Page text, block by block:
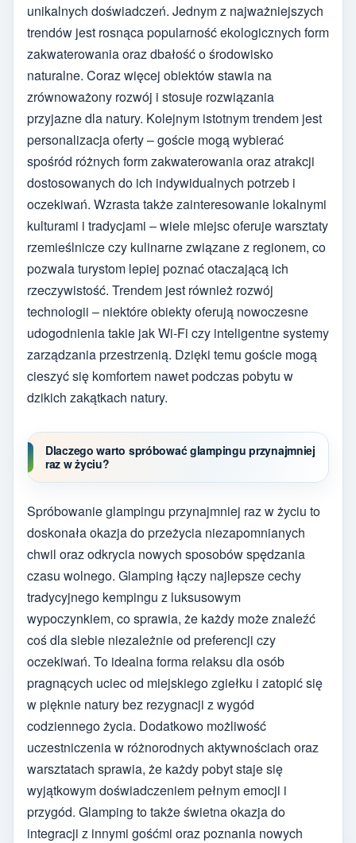
unikalnych doświadczeń. Jednym z najważniejszych
trendów jest rosnąca popularność ekologicznych form
zakwaterowania oraz dbałość o środowisko
naturalne. Coraz więcej obiektów stawia na
zrównoważony rozwój i stosuje rozwiązania
przyjazne dla natury. Kolejnym istotnym trendem jest
personalizacja oferty – goście mogą wybierać
spośród różnych form zakwaterowania oraz atrakcji
dostosowanych do ich indywidualnych potrzeb i
oczekiwań. Wzrasta także zainteresowanie lokalnymi
kulturami i tradycjami – wiele miejsc oferuje warsztaty
rzemieślnicze czy kulinarne związane z regionem, co
pozwala turystom lepiej poznać otaczającą ich
rzeczywistość. Trendem jest również rozwój
technologii – niektóre obiekty oferują nowoczesne
udogodnienia takie jak Wi-Fi czy inteligentne systemy
zarządzania przestrzenią. Dzięki temu goście mogą
cieszyć się komfortem nawet podczas pobytu w
dzikich zakątkach natury.
Dlaczego warto spróbować glampingu przynajmniej
raz w życiu?
Spróbowanie glampingu przynajmniej raz w życiu to
doskonała okazja do przeżycia niezapomnianych
chwil oraz odkrycia nowych sposobów spędzania
czasu wolnego. Glamping łączy najlepsze cechy
tradycyjnego kempingu z luksusowym
wypoczynkiem, co sprawia, że każdy może znaleźć
coś dla siebie niezależnie od preferencji czy
oczekiwań. To idealna forma relaksu dla osób
pragnących uciec od miejskiego zgiełku i zatopić się
w pięknie natury bez rezygnacji z wygód
codziennego życia. Dodatkowo możliwość
uczestniczenia w różnorodnych aktywnościach oraz
warsztatach sprawia, że każdy pobyt staje się
wyjątkowym doświadczeniem pełnym emocji i
przygód. Glamping to także świetna okazja do
integracji z innymi gośćmi oraz poznania nowych